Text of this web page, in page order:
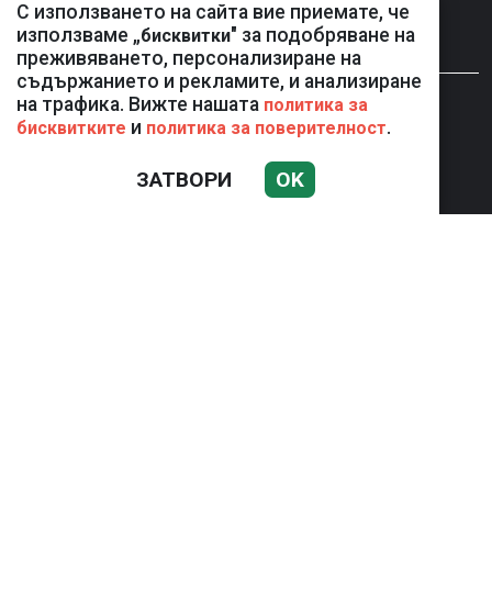
С използването на сайта вие приемате, че
използваме „бисквитки" за подобряване на
преживяването, персонализиране на
съдържанието и рекламите, и анализиране
на трафика. Вижте нашата политика за
бисквитките и политика за поверителност.
ЗАТВОРИ OK
НОВИНИ
КОМЕНТАР
ЖЪЛТО
СКАНДАЛИ